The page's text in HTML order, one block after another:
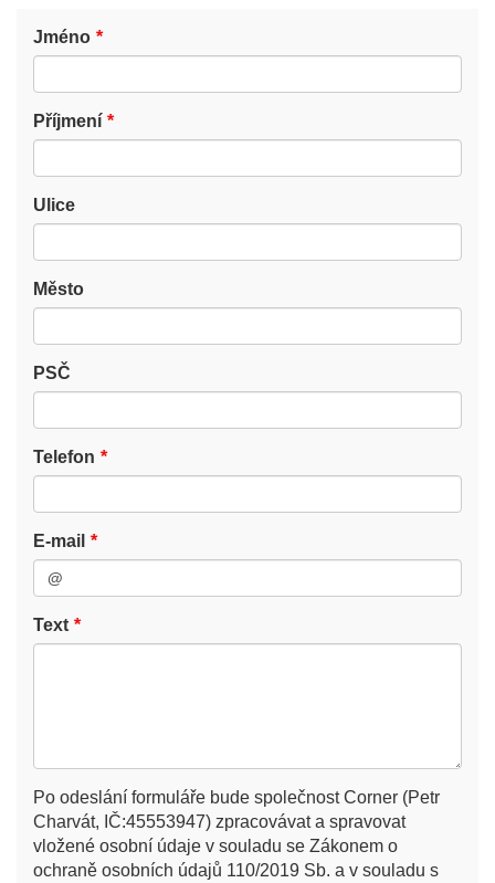
Jméno
Příjmení
Ulice
Město
PSČ
Telefon
E-mail
Text
Po odeslání formuláře bude společnost Corner (Petr
Charvát, IČ:45553947) zpracovávat a spravovat
vložené osobní údaje v souladu se Zákonem o
ochraně osobních údajů 110/2019 Sb. a v souladu s